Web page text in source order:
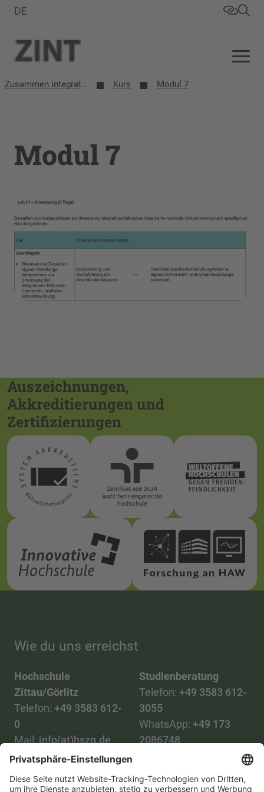
DE
Zusammen integrative/inklusive Schule entwickeln (ZINT) Kurs Modul 7
Modul 7
Auszeichnungen,
Akkreditierungen und
Zertifizierungen
Wie du uns erreichst
Hochschule
Zittau/Görlitz
Telefon: +49 3583 612-
0
Mail: info(at)hszg.de
Studienberatung
Telefon: +49 3583 612-
3055
WhatsApp: +49 173
2086748